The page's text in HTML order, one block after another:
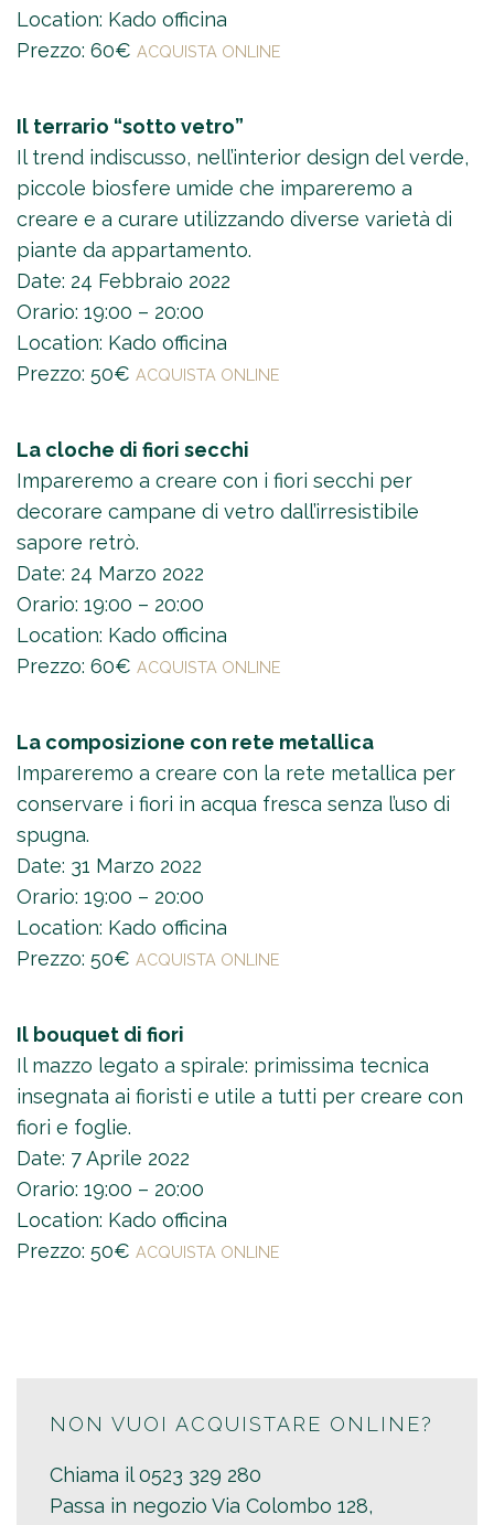
Location: Kado officina
Prezzo: 60€ ACQUISTA ONLINE
Il terrario “sotto vetro”
Il trend indiscusso, nell’interior design del verde,
piccole biosfere umide che impareremo a
creare e a curare utilizzando diverse varietà di
piante da appartamento.
Date: 24 Febbraio 2022
Orario: 19:00 – 20:00
Location: Kado officina
Prezzo: 50€ ACQUISTA ONLINE
La cloche di fiori secchi
Impareremo a creare con i fiori secchi per
decorare campane di vetro dall’irresistibile
sapore retrò.
Date: 24 Marzo 2022
Orario: 19:00 – 20:00
Location: Kado officina
Prezzo: 60€ ACQUISTA ONLINE
La composizione con rete metallica
Impareremo a creare con la rete metallica per
conservare i fiori in acqua fresca senza l’uso di
spugna.
Date: 31 Marzo 2022
Orario: 19:00 – 20:00
Location: Kado officina
Prezzo: 50€ ACQUISTA ONLINE
Il bouquet di fiori
Il mazzo legato a spirale: primissima tecnica
insegnata ai fioristi e utile a tutti per creare con
fiori e foglie.
Date: 7 Aprile 2022
Orario: 19:00 – 20:00
Location: Kado officina
Prezzo: 50€ ACQUISTA ONLINE
NON VUOI ACQUISTARE ONLINE?
Chiama il0523 329 280
Passa in negozio Via Colombo 128,